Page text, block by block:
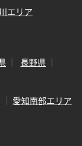
エリア
長野県
愛知南部エリア